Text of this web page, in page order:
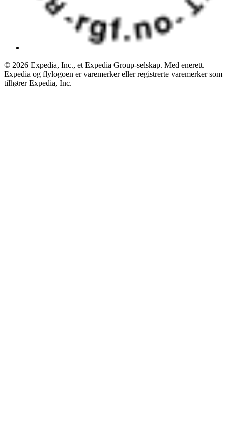
© 2026 Expedia, Inc., et Expedia Group-selskap. Med enerett.
Expedia og flylogoen er varemerker eller registrerte varemerker som
tilhører Expedia, Inc.